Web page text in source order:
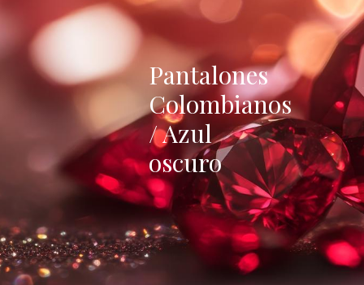
Pantalones
Colombianos
/ Azul
oscuro